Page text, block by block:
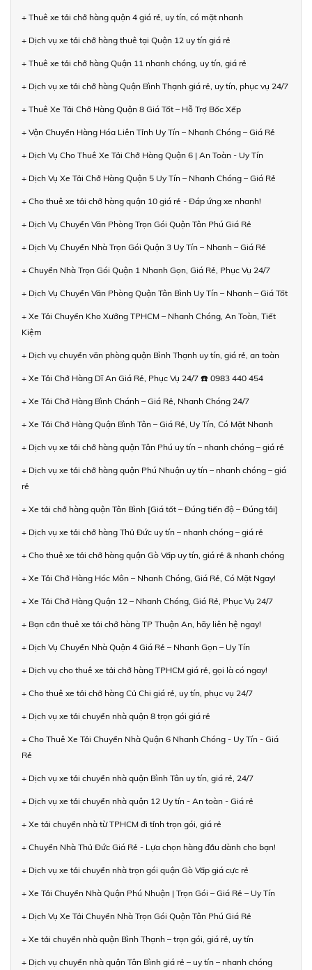
+ Thuê xe tải chở hàng quận 4 giá rẻ, uy tín, có mặt nhanh
+ Dịch vụ xe tải chở hàng thuê tại Quận 12 uy tín giá rẻ
+ Thuê xe tải chở hàng Quận 11 nhanh chóng, uy tín, giá rẻ
+ Dịch vụ xe tải chở hàng Quận Bình Thạnh giá rẻ, uy tín, phục vụ 24/7
+ Thuê Xe Tải Chở Hàng Quận 8 Giá Tốt – Hỗ Trợ Bốc Xếp
+ Vận Chuyển Hàng Hóa Liên Tỉnh Uy Tín – Nhanh Chóng – Giá Rẻ
+ Dịch Vụ Cho Thuê Xe Tải Chở Hàng Quận 6 | An Toàn - Uy Tín
+ Dịch Vụ Xe Tải Chở Hàng Quận 5 Uy Tín – Nhanh Chóng – Giá Rẻ
+ Cho thuê xe tải chở hàng quận 10 giá rẻ - Đáp ứng xe nhanh!
+ Dịch Vụ Chuyển Văn Phòng Trọn Gói Quận Tân Phú Giá Rẻ
+ Dịch Vụ Chuyển Nhà Trọn Gói Quận 3 Uy Tín – Nhanh – Giá Rẻ
+ Chuyển Nhà Trọn Gói Quận 1 Nhanh Gọn, Giá Rẻ, Phục Vụ 24/7
+ Dịch Vụ Chuyển Văn Phòng Quận Tân Bình Uy Tín – Nhanh – Giá Tốt
+ Xe Tải Chuyển Kho Xưởng TPHCM – Nhanh Chóng, An Toàn, Tiết
Kiệm
+ Dịch vụ chuyển văn phòng quận Bình Thạnh uy tín, giá rẻ, an toàn
+ Xe Tải Chở Hàng Dĩ An Giá Rẻ, Phục Vụ 24/7 ☎️ 0983 440 454
+ Xe Tải Chở Hàng Bình Chánh – Giá Rẻ, Nhanh Chóng 24/7
+ Xe Tải Chở Hàng Quận Bình Tân – Giá Rẻ, Uy Tín, Có Mặt Nhanh
+ Dịch vụ xe tải chở hàng quận Tân Phú uy tín – nhanh chóng – giá rẻ
+ Dịch vụ xe tải chở hàng quận Phú Nhuận uy tín – nhanh chóng – giá
rẻ
+ Xe tải chở hàng quận Tân Bình [Giá tốt – Đúng tiến độ – Đúng tải]
+ Dịch vụ xe tải chở hàng Thủ Đức uy tín – nhanh chóng – giá rẻ
+ Cho thuê xe tải chở hàng quận Gò Vấp uy tín, giá rẻ & nhanh chóng
+ Xe Tải Chở Hàng Hóc Môn – Nhanh Chóng, Giá Rẻ, Có Mặt Ngay!
+ Xe Tải Chở Hàng Quận 12 – Nhanh Chóng, Giá Rẻ, Phục Vụ 24/7
+ Bạn cần thuê xe tải chở hàng TP Thuận An, hãy liên hệ ngay!
+ Dịch Vụ Chuyển Nhà Quận 4 Giá Rẻ – Nhanh Gọn – Uy Tín
+ Dịch vụ cho thuê xe tải chở hàng TPHCM giá rẻ, gọi là có ngay!
+ Cho thuê xe tải chở hàng Củ Chi giá rẻ, uy tín, phục vụ 24/7
+ Dịch vụ xe tải chuyển nhà quận 8 trọn gói giá rẻ
+ Cho Thuê Xe Tải Chuyển Nhà Quận 6 Nhanh Chóng - Uy Tín - Giá
Rẻ
+ Dịch vụ xe tải chuyển nhà quận Bình Tân uy tín, giá rẻ, 24/7
+ Dịch vụ xe tải chuyển nhà quận 12 Uy tín - An toàn - Giá rẻ
+ Xe tải chuyển nhà từ TPHCM đi tỉnh trọn gói, giá rẻ
+ Chuyển Nhà Thủ Đức Giá Rẻ - Lựa chọn hàng đầu dành cho bạn!
+ Dịch vụ xe tải chuyển nhà trọn gói quận Gò Vấp giá cực rẻ
+ Xe Tải Chuyển Nhà Quận Phú Nhuận | Trọn Gói – Giá Rẻ – Uy Tín
+ Dịch Vụ Xe Tải Chuyển Nhà Trọn Gói Quận Tân Phú Giá Rẻ
+ Xe tải chuyển nhà quận Bình Thạnh – trọn gói, giá rẻ, uy tín
+ Dịch vụ chuyển nhà quận Tân Bình giá rẻ – uy tín – nhanh chóng